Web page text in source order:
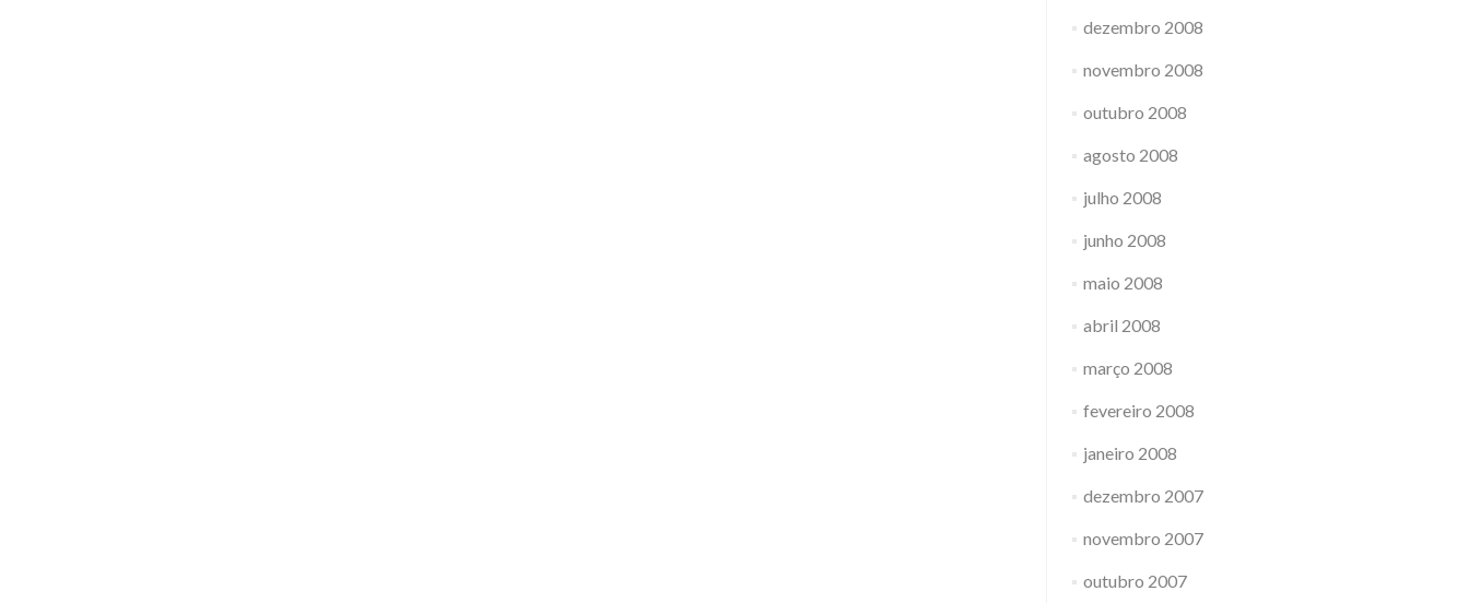
dezembro 2008
novembro 2008
outubro 2008
agosto 2008
julho 2008
junho 2008
maio 2008
abril 2008
março 2008
fevereiro 2008
janeiro 2008
dezembro 2007
novembro 2007
outubro 2007